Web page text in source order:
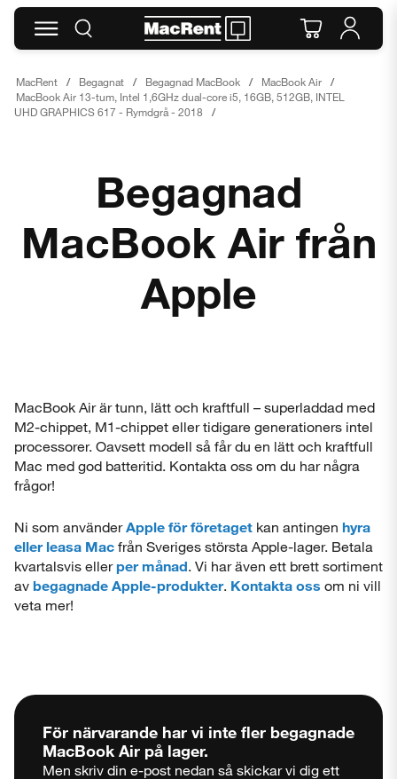
MacRent Begagnat Begagnad MacBook
MacBook Air
MacBook Air 13-tum, Intel 1,6GHz dual-core i5, 16GB, 512GB, INTEL
UHD GRAPHICS 617 - Rymdgrå - 2018
Begagnad
MacBook Air från
Apple
MacBook Air är tunn, lätt och kraftfull – superladdad med
M2-chippet, M1-chippet eller tidigare generationers intel
processorer. Oavsett modell så får du en lätt och kraftfull
Mac med god batteritid. Kontakta oss om du har några
frågor!
Ni som använderApple för företaget kan antingen hyra
eller leasa Mac från Sveriges största Apple-lager. Betala
kvartalsvis ellerper månad. Vi har även ett brett sortiment
av begagnade Apple-produkter. Kontakta oss om ni vill
veta mer!
För närvarande har vi inte fler begagnade
MacBook Air på lager.
Men skriv din e-post nedan så skickar vi dig ett